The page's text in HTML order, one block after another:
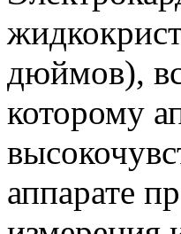
дюймов),
которому
аппарате